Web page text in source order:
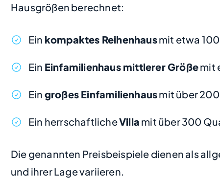
Hausgrößen berechnet:
Ein kompaktes Reihenhausmit etwa
Ein Einfamilienhaus mittlerer Größemit
Ein großes Einfamilienhausmit über
Ein herrschaftlicheVilla mit über 300
Die genannten Preisbeispiele dienen als
und ihrer Lage variieren.